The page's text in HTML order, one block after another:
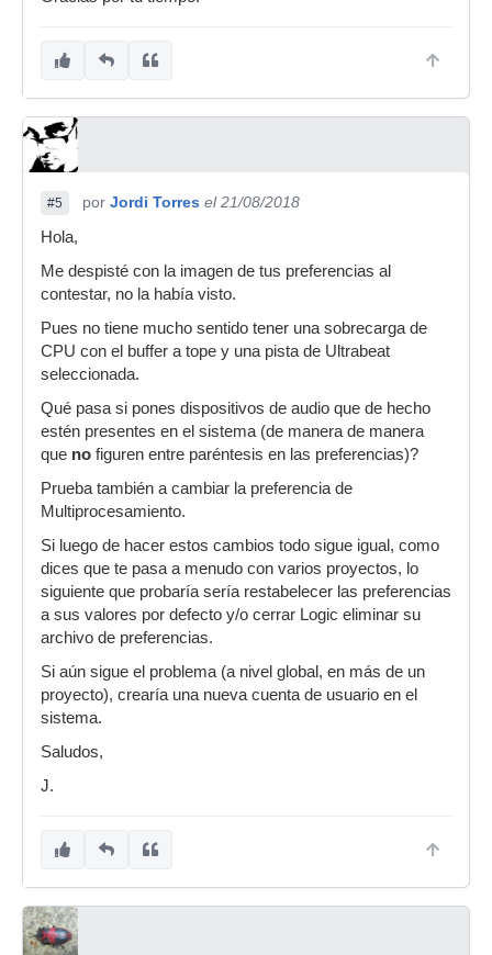
#5 por Jordi Torres el 21/08/2018
Hola,
Me despisté con la imagen de tus preferencias al
contestar, no la había visto.
Pues no tiene mucho sentido tener una sobrecarga de
CPU con el buffer a tope y una pista de Ultrabeat
seleccionada.
Qué pasa si pones dispositivos de audio que de hecho
estén presentes en el sistema (de manera de manera
que no figuren entre paréntesis en las preferencias)?
Prueba también a cambiar la preferencia de
Multiprocesamiento.
Si luego de hacer estos cambios todo sigue igual, como
dices que te pasa a menudo con varios proyectos, lo
siguiente que probaría sería restabelecer las preferencias
a sus valores por defecto y/o cerrar Logic eliminar su
archivo de preferencias.
Si aún sigue el problema (a nivel global, en más de un
proyecto), crearía una nueva cuenta de usuario en el
sistema.
Saludos,
J.